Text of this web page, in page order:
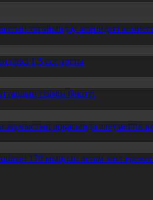
тағайындау жөніндегі
1,5 есе артты
тізімін бекітті
арқасында әлеуметтік
170 мыңнан астам жол